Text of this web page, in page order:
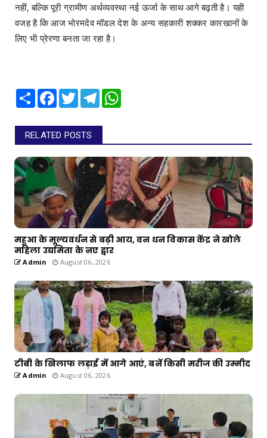
नहीं, बल्कि पूरी ग्रामीण अर्थव्यवस्था नई ऊर्जा के साथ आगे बढ़ती है। यही
वजह है कि आज भोरमदेव मॉडल देश के अन्य सहकारी शक्कर कारखानों के
लिए भी प्रेरणा बनता जा रहा है।
Share Facebook
TwitterTelegram
RELATED POSTS
महुआ के मूल्यवर्धन से बढ़ी आय, वन धन विकास केंद्र ने खोले
महिला उद्यमिता के नए द्वार
Admin August 06, 2026
टीबी के खिलाफ लड़ाई में आगे आएं, बनें किसी मरीज की उम्मीद
Admin August 06, 2026